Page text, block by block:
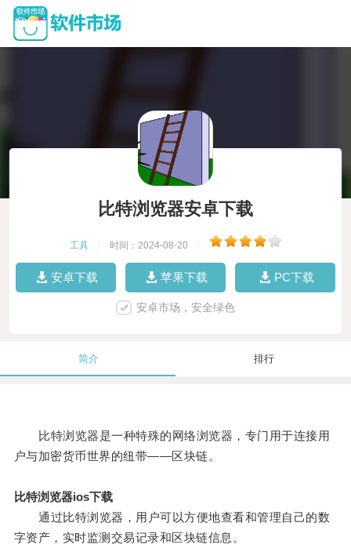
比特浏览器安卓下载
工具 时间：2024-08-20
安卓下载 苹果下载 PC下载
安卓市场，安全绿色
简介 排行
比特浏览器是一种特殊的网络浏览器，专门用于连接用
户与加密货币世界的纽带——区块链。
比特浏览器ios下载
通过比特浏览器，用户可以方便地查看和管理自己的数
字资产，实时监测交易记录和区块链信息。